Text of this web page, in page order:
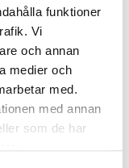
funktioner
Vi
och annan
medier och
med.
med annan
som de har